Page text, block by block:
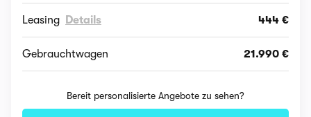
Leasing Details 444 €
Gebrauchtwagen 21.990 €
Bereit personalisierte Angebote zu sehen?